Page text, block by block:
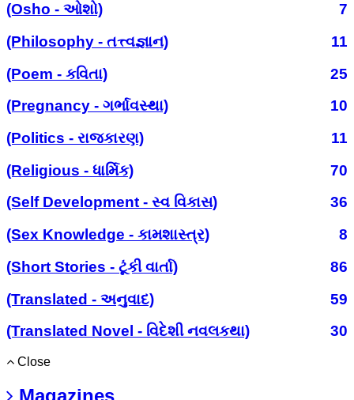
(Osho - ઓશો)
7
(Philosophy - તત્ત્વજ્ઞાન)
11
(Poem - કવિતા)
25
(Pregnancy - ગર્ભાવસ્થા)
10
(Politics - રાજકારણ)
11
(Religious - ધાર્મિક)
70
(Self Development - સ્વ વિકાસ)
36
(Sex Knowledge - કામશાસ્ત્ર)
8
(Short Stories - ટૂંકી વાર્તા)
86
(Translated - અનુવાદ)
59
(Translated Novel - વિદેશી નવલકથા)
30
Close
Magazines